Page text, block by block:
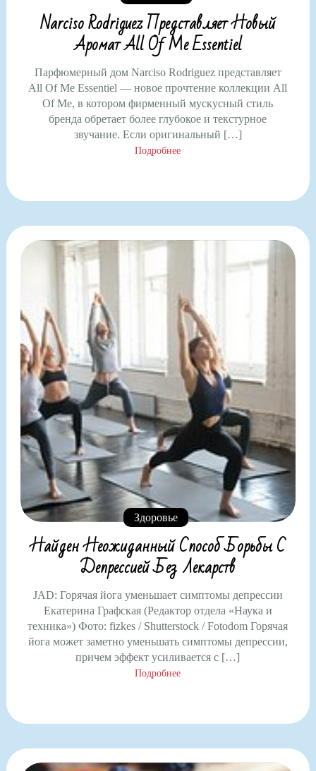
Narciso Rodriguez Представляет Новый
Аромат All Of Me Essentiel
Парфюмерный дом Narciso Rodriguez представляет
All Of Me Essentiel — новое прочтение коллекции All
Of Me, в котором фирменный мускусный стиль
бренда обретает более глубокое и текстурное
звучание. Если оригинальный […]
Подробнее
Здоровье
Найден Неожиданный Способ Борьбы С
Депрессией Без Лекарств
JAD: Горячая йога уменьшает симптомы депрессии
Екатерина Графская (Редактор отдела «Наука и
техника») Фото: fizkes / Shutterstock / Fotodom Горячая
йога может заметно уменьшать симптомы депрессии,
причем эффект усиливается с […]
Подробнее